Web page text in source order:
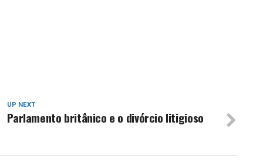
UP NEXT
Parlamento britânico e o divórcio litigioso